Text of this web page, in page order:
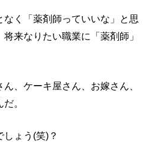
く「薬剤師っていいな」と思
来なりたい職業に「薬剤師」
、ケーキ屋さん、お嫁さん、
。
ょう(笑)？